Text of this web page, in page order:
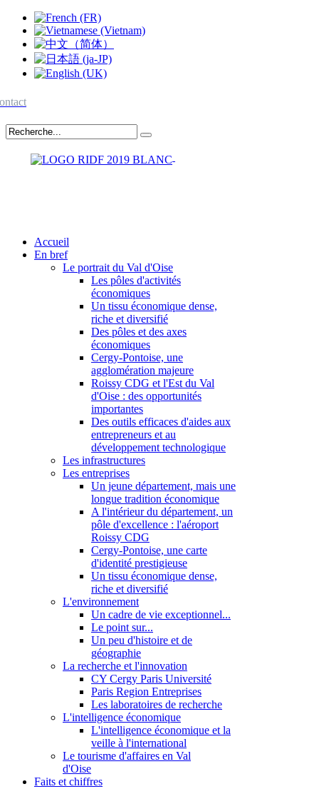
Accueil
En bref
Le portrait du Val d'Oise
Les pôles d'activités
économiques
Un tissu économique dense,
riche et diversifié
Des pôles et des axes
économiques
Cergy-Pontoise, une
agglomération majeure
Roissy CDG et l'Est du Val
d'Oise : des opportunités
importantes
Des outils efficaces d'aides aux
entrepreneurs et au
développement technologique
Les infrastructures
Les entreprises
Un jeune département, mais une
longue tradition économique
A l'intérieur du département, un
pôle d'excellence : l'aéroport
Roissy CDG
Cergy-Pontoise, une carte
d'identité prestigieuse
Un tissu économique dense,
riche et diversifié
L'environnement
Un cadre de vie exceptionnel...
Le point sur...
Un peu d'histoire et de
géographie
La recherche et l'innovation
CY Cergy Paris Université
Paris Region Entreprises
Les laboratoires de recherche
L'intelligence économique
L'intelligence économique et la
veille à l'international
Le tourisme d'affaires en Val
d'Oise
Faits et chiffres